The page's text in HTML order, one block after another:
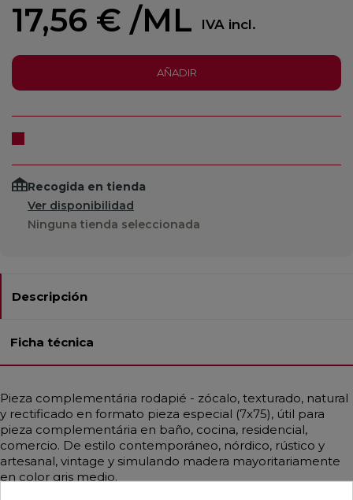
17,56 € /ML IVA incl.
AÑADIR
Recogida en tienda
Ver disponibilidad
Ninguna tienda seleccionada
Descripción
Ficha técnica
Pieza complementária rodapié - zócalo, texturado, natural
y rectificado en formato pieza especial (7x75), útil para
pieza complementária en baño, cocina, residencial,
comercio. De estilo contemporáneo, nórdico, rústico y
artesanal, vintage y simulando madera mayoritariamente
en color gris medio.